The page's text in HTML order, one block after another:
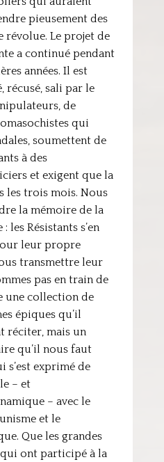
pieusement des
révolue. Le projet de
a continué pendant
années. Il est
récusé, sali par le
de
qui
soumettent de
à des
et exigent que la
les trois mois. Nous
la mémoire de la
les Résistants s’en
leur propre
transmettre leur
pas en train de
une collection de
épiques qu’il
réciter, mais un
qu’il nous faut
exprimé de
– et
– avec le
et le
Que les grandes
ont participé à la